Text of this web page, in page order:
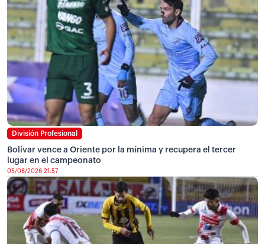
División Profesional
Bolívar vence a Oriente por la mínima y recupera el tercer
lugar en el campeonato
05/08/2026 21:57